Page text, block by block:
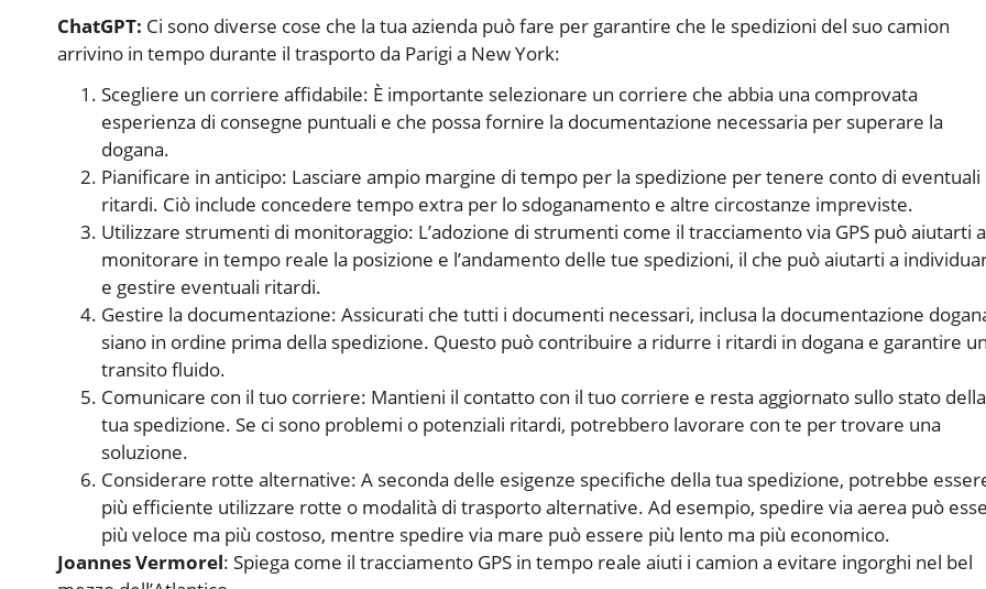
ChatGPT: Ci sono diverse cose che la tua azienda può fare per garantire che le spedizioni del suo camion
arrivino in tempo durante il trasporto da Parigi a New York:
Scegliere un corriere affidabile: È importante selezionare un corriere che abbia una comprovata
esperienza di consegne puntuali e che possa fornire la documentazione necessaria per superare la
dogana.
Pianificare in anticipo: Lasciare ampio margine di tempo per la spedizione per tenere conto di eventuali
ritardi. Ciò include concedere tempo extra per lo sdoganamento e altre circostanze impreviste.
Utilizzare strumenti di monitoraggio: L’adozione di strumenti come il tracciamento via GPS può aiutarti a
monitorare in tempo reale la posizione e l’andamento delle tue spedizioni, il che può aiutarti a
e gestire eventuali ritardi.
Gestire la documentazione: Assicurati che tutti i documenti necessari, inclusa la documentazione
siano in ordine prima della spedizione. Questo può contribuire a ridurre i ritardi in dogana e garantire un
transito fluido.
Comunicare con il tuo corriere: Mantieni il contatto con il tuo corriere e resta aggiornato sullo stato della
tua spedizione. Se ci sono problemi o potenziali ritardi, potrebbero lavorare con te per trovare una
soluzione.
Considerare rotte alternative: A seconda delle esigenze specifiche della tua spedizione, potrebbe
più efficiente utilizzare rotte o modalità di trasporto alternative. Ad esempio, spedire via aerea può
più veloce ma più costoso, mentre spedire via mare può essere più lento ma più economico.
Joannes Vermorel: Spiega come il tracciamento GPS in tempo reale aiuti i camion a evitare ingorghi nel bel